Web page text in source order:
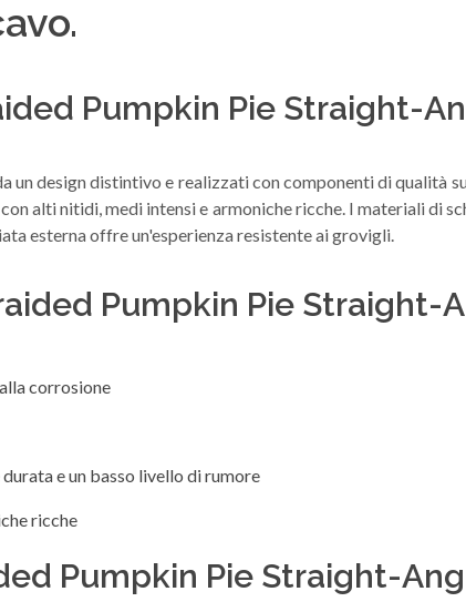
Pumpkin Pie Straight-
un design distintivo e realizzati con componenti di qualità
alti nitidi, medi intensi e armoniche ricche. I materiali di
esterna offre un'esperienza resistente ai grovigli.
Pumpkin Pie Straight-
corrosione
e un basso livello di rumore
ricche
Pumpkin Pie Straight-